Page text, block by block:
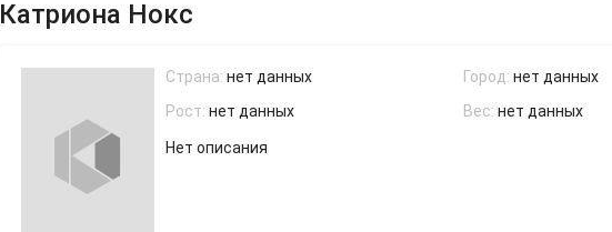
Катриона Нокс
Страна: нет данных Город:нет данных
Рост: нет данных Вес:нет данных
Нет описания